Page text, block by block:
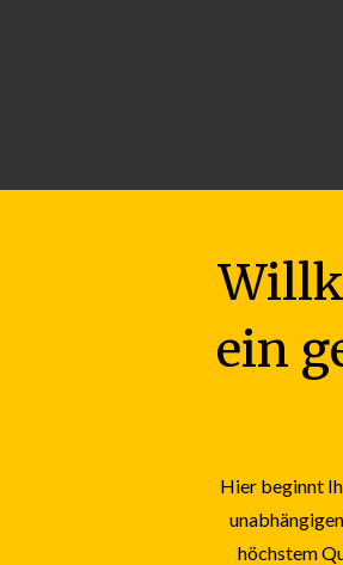
ein
Hier beginnt
höchstem